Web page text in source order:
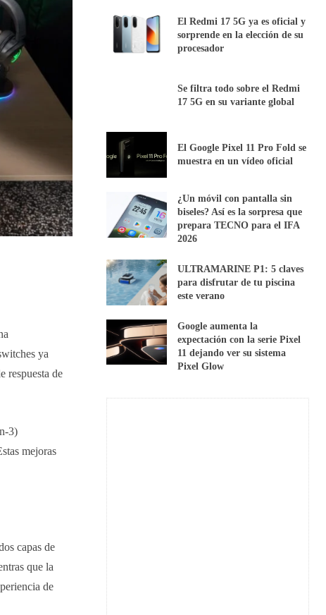
ya
respuesta de
3)
mejoras
capas de
que la
de
El Redmi 17 5G ya es oficial y
sorprende en la elección de su
procesador
Se filtra todo sobre el Redmi
17 5G en su variante global
El Google Pixel 11 Pro Fold se
muestra en un vídeo oficial
¿Un móvil con pantalla sin
biseles? Así es la sorpresa que
prepara TECNO para el IFA
2026
ULTRAMARINE P1: 5 claves
para disfrutar de tu piscina
este verano
Google aumenta la
expectación con la serie Pixel
11 dejando ver su sistema
Pixel Glow